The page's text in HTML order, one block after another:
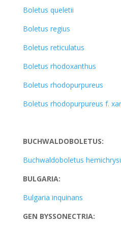
Boletus queletii
Boletus regius
Boletus reticulatus
Boletus rhodoxanthus
Boletus rhodopurpureus
Boletus rhodopurpureus f.
BUCHWALDOBOLETUS:
Buchwaldoboletus
BULGARIA:
Bulgaria inquinans
GEN BYSSONECTRIA: